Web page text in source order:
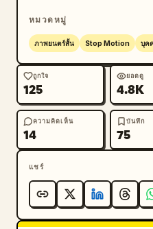
หมวดหมู่
ภาพยนตร์สั้น Stop Motion บุค
ถูกใจ
125
ยอดดู
4.8K
ความคิดเห็น
14
บันทึก
75
แชร์